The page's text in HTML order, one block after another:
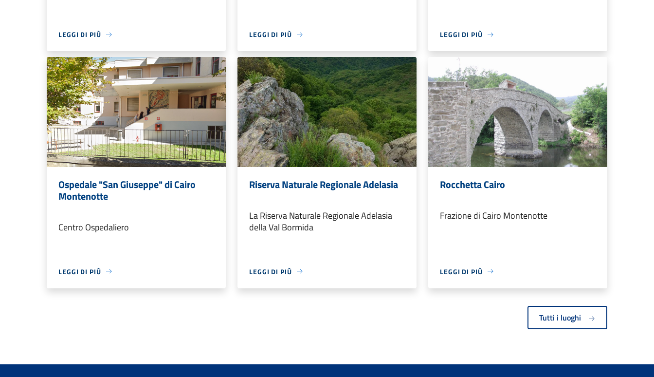
LEGGI DI PIÙ LEGGI DI PIÙ LEGGI DI PIÙ
Ospedale "San Giuseppe" di Cairo
Montenotte
Centro Ospedaliero
LEGGI DI PIÙ
Riserva Naturale Regionale Adelasia
La Riserva Naturale Regionale Adelasia
della Val Bormida
LEGGI DI PIÙ
Rocchetta Cairo
Frazione di Cairo Montenotte
LEGGI DI PIÙ
Tutti i luoghi